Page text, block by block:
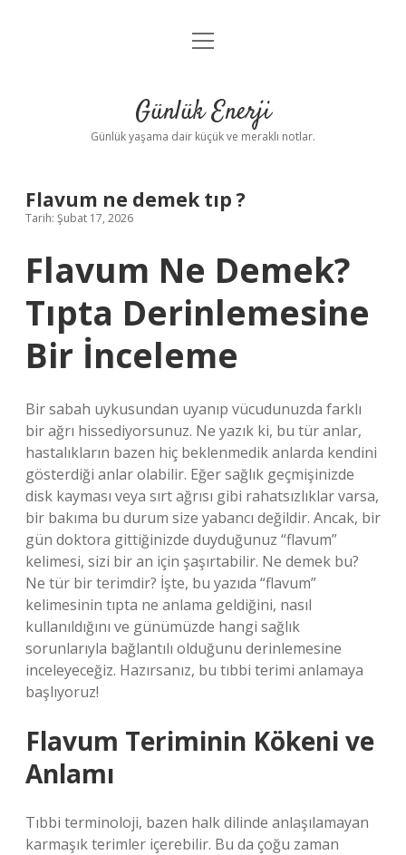
Anasayfa
Yasal Uyarı
menüyü
Günlük Enerji
Günlük yaşama dair küçük ve meraklı notlar.
Flavum ne demek tıp ?
Tarih: Şubat 17, 2026
Flavum Ne Demek?
Tıpta Derinlemesine
Bir İnceleme
Bir sabah uykusundan uyanıp vücudunuzda farklı
bir ağrı hissediyorsunuz. Ne yazık ki, bu tür anlar,
hastalıkların bazen hiç beklenmedik anlarda kendini
gösterdiği anlar olabilir. Eğer sağlık geçmişinizde
disk kayması veya sırt ağrısı gibi rahatsızlıklar varsa,
bir bakıma bu durum size yabancı değildir. Ancak, bir
gün doktora gittiğinizde duyduğunuz “flavum”
kelimesi, sizi bir an için şaşırtabilir. Ne demek bu?
Ne tür bir terimdir? İşte, bu yazıda “flavum”
kelimesinin tıpta ne anlama geldiğini, nasıl
kullanıldığını ve günümüzde hangi sağlık
sorunlarıyla bağlantılı olduğunu derinlemesine
inceleyeceğiz. Hazırsanız, bu tıbbi terimi anlamaya
başlıyoruz!
Flavum Teriminin Kökeni ve
Anlamı
Tıbbi terminoloji, bazen halk dilinde anlaşılamayan
karmaşık terimler içerebilir. Bu da çoğu zaman